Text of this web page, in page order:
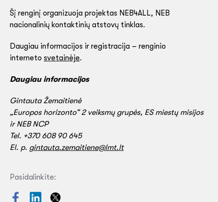
Šį renginį organizuoja projektas NEB4ALL, NEB
nacionalinių kontaktinių atstovų tinklas.
Daugiau informacijos ir registracija – renginio
interneto svetainėje.
Daugiau informacijos
Gintauta Žemaitienė
„Europos horizonto“ 2 veiksmų grupės, ES miestų misijos
ir NEB NCP
Tel. +370 608 90 645
El. p. gintauta.zemaitiene@lmt.lt
Pasidalinkite: